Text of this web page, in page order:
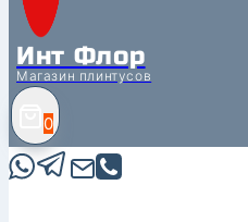
Инт Флор
Магазин плинтусов
0